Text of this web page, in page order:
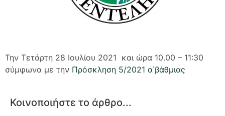
Την Τετάρτη 28 Ιουλίου 2021 και ώρα 10.00 – 11:30
σύμφωνα με την Πρόσκληση 5/2021 α΄βάθμιας
Κοινοποιήστε το άρθρο...